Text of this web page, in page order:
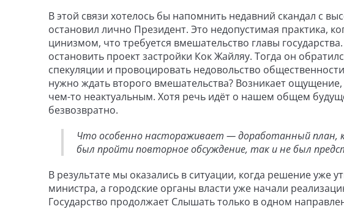
В этой связи хотелось бы напомнить недавний скандал с
остановил лично Президент. Это недопустимая практика,
цинизмом, что требуется вмешательство главы
остановить проект застройки Кок Жайляу. Тогда он
спекуляции и провоцировать недовольство
нужно ждать второго вмешательства? Возникает
чем-то неактуальным. Хотя речь идёт о нашем общем
безвозвратно.
Что особенно настораживает — доработанный план,
был пройти повторное обсуждение, так и не был
В результате мы оказались в ситуации, когда решение уже
министра, а городские органы власти уже начали
Государство продолжает Слышать только в одном